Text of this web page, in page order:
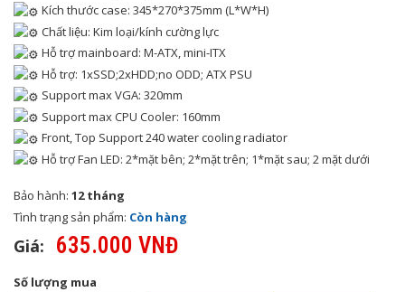
Kích thước case: 345*270*375mm (L*W*H)
Chất liệu: Kim loại/kính cường lực
Hỗ trợ mainboard: M-ATX, mini-ITX
Hỗ trợ: 1xSSD;2xHDD;no ODD; ATX PSU
Support max VGA: 320mm
Support max CPU Cooler: 160mm
Front, Top Support 240 water cooling radiator
Hỗ trợ Fan LED: 2*mặt bên; 2*mặt trên; 1*mặt sau; 2 mặt dưới
Bảo hành: 12 tháng
Tình trạng sản phẩm: Còn hàng
Giá: 635.000 VNĐ
Số lượng mua